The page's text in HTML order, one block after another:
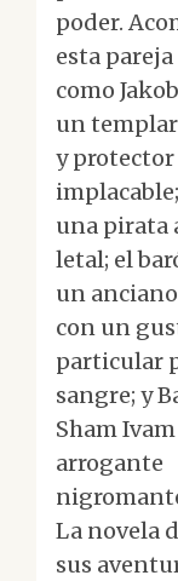
poder.
esta
como
un
y protector
una pirata
letal; el
un
con un
particular
sangre; y
Sham
arrogante
La novela
sus